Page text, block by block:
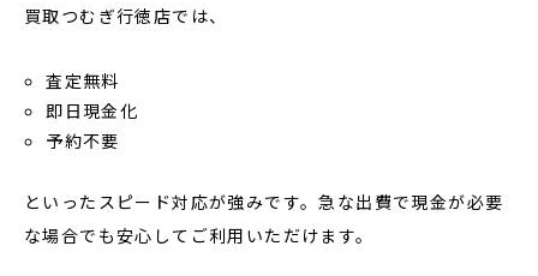
買取つむぎ行徳店では、
査定無料
即日現金化
予約不要
といったスピード対応が強みです。急な出費で現金が必要
な場合でも安心してご利用いただけます。